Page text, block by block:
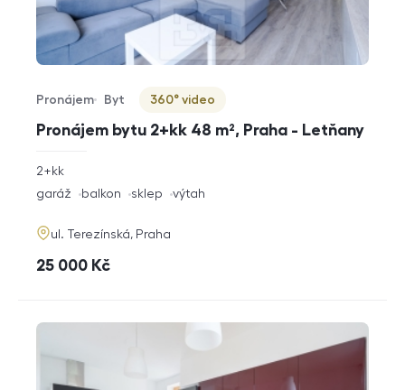
Pronájem bytu 2+kk 48 m², Praha - Letňany
Typ nabídky
Pronájem
Typ nemovitosti
Byt
Virtuální prohlídka
360° video
rozměry
2+kk
funkce
garáž balkon sklep výtah
adresa
ul. Terezínská, Praha
cena
25 000 Kč